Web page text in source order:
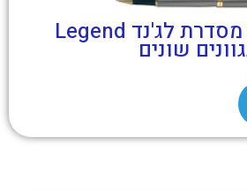
עטי X-pen מסדרת לג'נד Legend
שונים